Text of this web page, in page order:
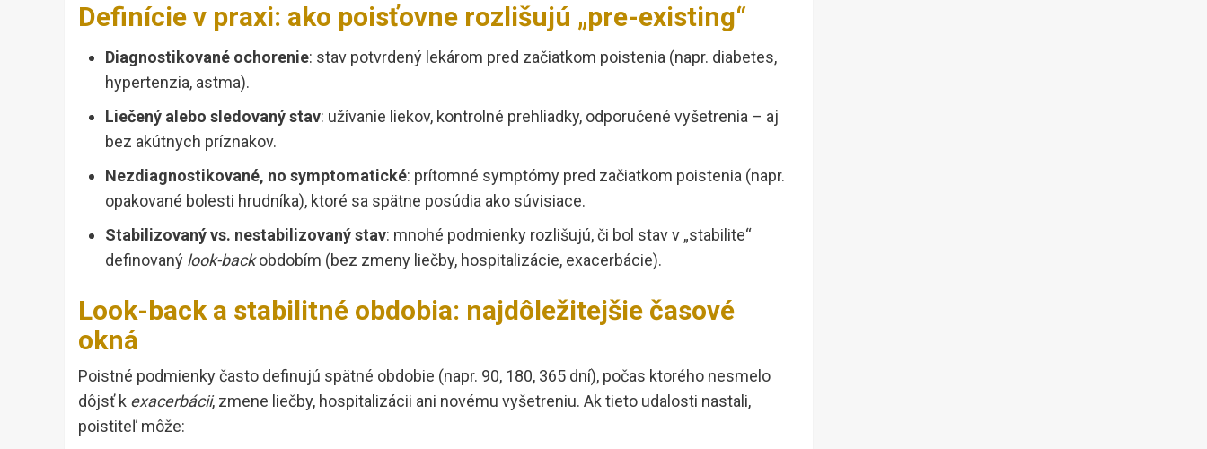
Definície v praxi: ako poisťovne rozlišujú „pre-existing“
Diagnostikované ochorenie: stav potvrdený lekárom pred začiatkom poistenia (napr. diabetes,
hypertenzia, astma).
Liečený alebo sledovaný stav: užívanie liekov, kontrolné prehliadky, odporučené vyšetrenia – aj
bez akútnych príznakov.
Nezdiagnostikované, no symptomatické: prítomné symptómy pred začiatkom poistenia (napr.
opakované bolesti hrudníka), ktoré sa spätne posúdia ako súvisiace.
Stabilizovaný vs. nestabilizovaný stav: mnohé podmienky rozlišujú, či bol stav v „stabilite“
definovaný look-backobdobím (bez zmeny liečby, hospitalizácie, exacerbácie).
Look-back a stabilitné obdobia: najdôležitejšie časové
okná
Poistné podmienky často definujú spätné obdobie (napr. 90, 180, 365 dní), počas ktorého nesmelo
dôjsť k exacerbácii, zmene liečby, hospitalizácii ani novému vyšetreniu. Ak tieto udalosti nastali,
poistiteľ môže: